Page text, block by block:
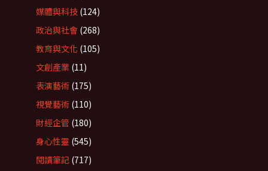
媒體與科技 (124)
政治與社會 (268)
教育與文化 (105)
文創產業 (11)
表演藝術 (175)
視覺藝術 (110)
財經企管 (180)
身心性靈 (545)
閱讀筆記 (717)